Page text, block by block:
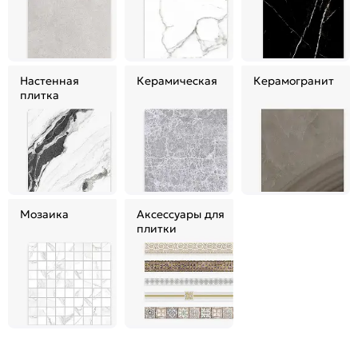
Настенная
плитка
Керамическая Керамогранит
Мозаика
Аксессуары для
плитки